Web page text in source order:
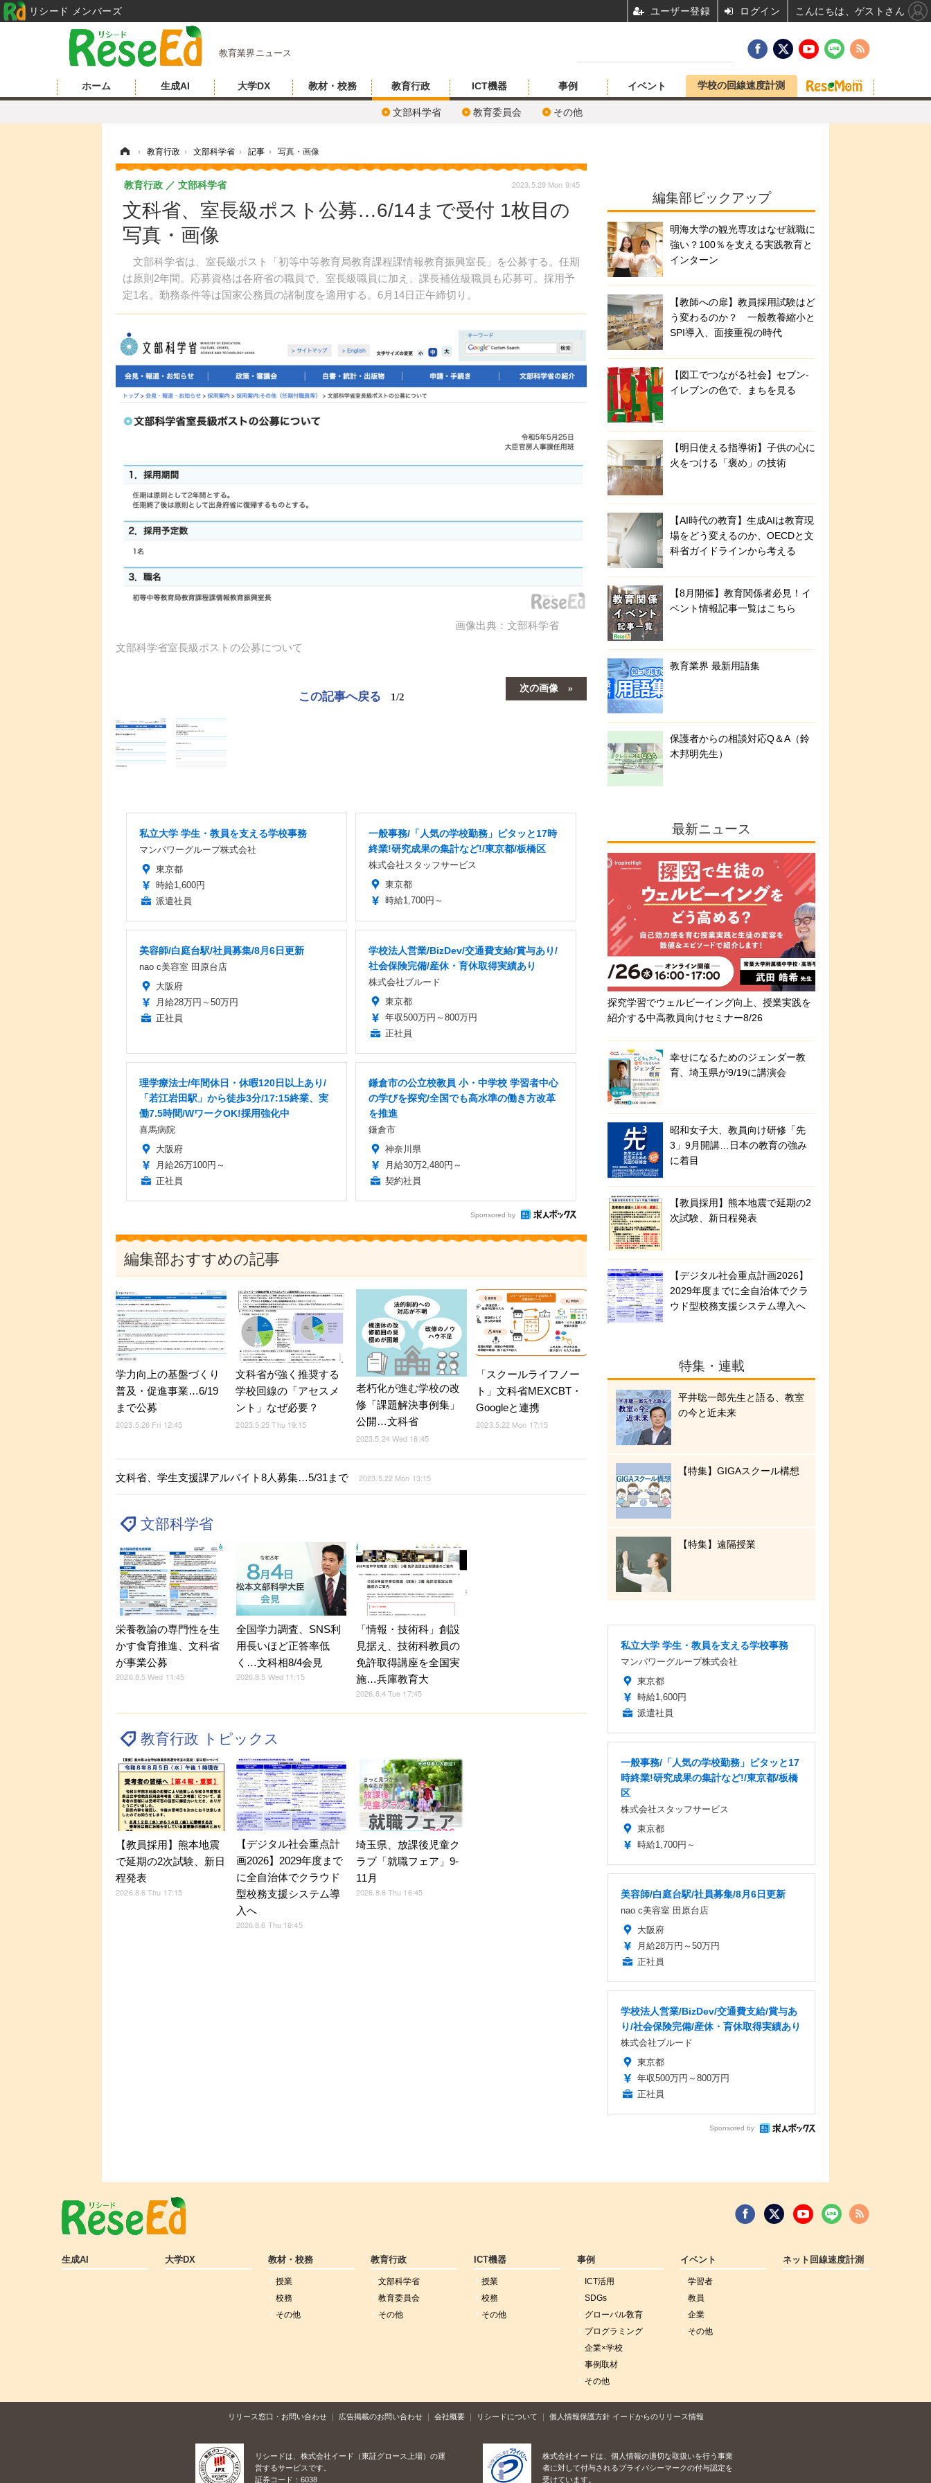
教育業界ニュース
ホーム 生成AI 大学DX 教材・校務 教育行政
文部科学省 教育委員会 その他
ICT機器 事例 イベント 学校の回線速度計測
› 教育行政 › 文部科学省 › 記事 › 写真・画像
文科省、室長級ポスト公募…6/14まで受付 1枚目の
写真・画像
文部科学省は、室長級ポスト「初等中等教育局教育課程課情報教育振興室長」を公募する。任期
は原則2年間。応募資格は各府省の職員で、室長級職員に加え、課長補佐級職員も応募可。採用予
定1名。勤務条件等は国家公務員の諸制度を適用する。6月14日正午締切り。
教育行政 文部科学省 2023.5.29 Mon 9:45
画像出典：文部科学省
文部科学省室長級ポストの公募について
次の画像
この記事へ戻る 1/2
私立大学 学生・教員を支える学校事務
マンパワーグループ株式会社
東京都
時給1,600円
派遣社員
一般事務/「人気の学校勤務」ピタッと17時
終業!研究成果の集計など!/東京都/板橋区
株式会社スタッフサービス
東京都
時給1,700円～
美容師/白庭台駅/社員募集/8月6日更新
nao c美容室 田原台店
大阪府
月給28万円～50万円
正社員
学校法人営業/BizDev/交通費支給/賞与あり/
社会保険完備/産休・育休取得実績あり
株式会社ブルード
東京都
年収500万円～800万円
正社員
理学療法士/年間休日・休暇120日以上あり/
「若江岩田駅」から徒歩3分/17:15終業、実
働7.5時間/WワークOK!採用強化中
喜馬病院
大阪府
月給26万100円～
正社員
鎌倉市の公立校教員 小・中学校 学習者中心
の学びを探究/全国でも高水準の働き方改革
を推進
鎌倉市
神奈川県
月給30万2,480円～
契約社員
Sponsored by
編集部おすすめの記事
学力向上の基盤づくり
普及・促進事業…6/19
まで公募
2023.5.26 Fri 12:45
文科省が強く推奨する
学校回線の「アセスメ
ント」なぜ必要？
2023.5.25 Thu 19:15
老朽化が進む学校の改
修「課題解決事例集」
公開…文科省
2023.5.24 Wed 16:45
「スクールライフノー
ト」文科省MEXCBT・
Googleと連携
2023.5.22 Mon 17:15
文科省、学生支援課アルバイト8人募集…5/31まで 2023.5.22 Mon 13:15
文部科学省
栄養教諭の専門性を生
かす食育推進、文科省
が事業公募
2026.8.5 Wed 11:45
全国学力調査、SNS利
用長いほど正答率低
く…文科相8/4会見
2026.8.5 Wed 11:15
「情報・技術科」創設
見据え、技術科教員の
免許取得講座を全国実
施…兵庫教育大
2026.8.4 Tue 17:45
教育行政 トピックス
【教員採用】熊本地震
で延期の2次試験、新日
程発表
2026.8.6 Thu 17:15
【デジタル社会重点計
画2026】2029年度まで
に全自治体でクラウド
型校務支援システム導
入へ
2026.8.6 Thu 16:45
埼玉県、放課後児童ク
ラブ「就職フェア」9-
11月
2026.8.6 Thu 16:45
編集部ピックアップ
明海大学の観光専攻はなぜ就職に
強い？100％を支える実践教育と
インターン
【教師への扉】教員採用試験はど
う変わるのか？ 一般教養縮小と
SPI導入、面接重視の時代
【図工でつながる社会】セブン‐
イレブンの色で、まちを見る
【明日使える指導術】子供の心に
火をつける「褒め」の技術
【AI時代の教育】生成AIは教育現
場をどう変えるのか、OECDと文
科省ガイドラインから考える
【8月開催】教育関係者必見！イ
ベント情報記事一覧はこちら
教育業界 最新用語集
保護者からの相談対応Q＆A（鈴
木邦明先生）
最新ニュース
探究学習でウェルビーイング向上、授業実践を
紹介する中高教員向けセミナー8/26
幸せになるためのジェンダー教
育、埼玉県が9/19に講演会
昭和女子大、教員向け研修「先
3」9月開講…日本の教育の強み
に着目
【教員採用】熊本地震で延期の2
次試験、新日程発表
【デジタル社会重点計画2026】
2029年度までに全自治体でクラ
ウド型校務支援システム導入へ
特集・連載
平井聡一郎先生と語る、教室
の今と近未来
【特集】GIGAスクール構想
【特集】遠隔授業
私立大学 学生・教員を支える学校事務
マンパワーグループ株式会社
東京都
時給1,600円
派遣社員
一般事務/「人気の学校勤務」ピタッと17
時終業!研究成果の集計など!/東京都/板橋
区
株式会社スタッフサービス
東京都
時給1,700円～
美容師/白庭台駅/社員募集/8月6日更新
nao c美容室 田原台店
大阪府
月給28万円～50万円
正社員
学校法人営業/BizDev/交通費支給/賞与あ
り/社会保険完備/産休・育休取得実績あり
株式会社ブルード
東京都
年収500万円～800万円
正社員
Sponsored by
生成AI 大学DX 教材・校務
授業
校務
その他
教育行政
文部科学省
教育委員会
その他
ICT機器
授業
校務
その他
事例
ICT活用
SDGs
グローバル敎育
プログラミング
企業×学校
事例取材
その他
イベント
学習者
教員
企業
その他
ネット回線速度計測
リリース窓口・お問い合わせ 広告掲載のお問い合わせ 会社概要 リシードについて 個人情報保護方針 イードからのリリース情報
リシードは、株式会社イード（東証グロース上場）の運
営するサービスです。
証券コード：6038
株式会社イードは、個人情報の適切な取扱いを行う事業
者に対して付与されるプライバシーマークの付与認定を
受けています。
リシード メンバーズ ユーザー登録 ログイン こんにちは、ゲストさん